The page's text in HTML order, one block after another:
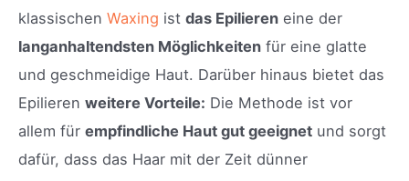
klassischen Waxing ist das Epilieren eine der
langanhaltendsten Möglichkeiten für eine glatte
und geschmeidige Haut. Darüber hinaus bietet das
Epilieren weitere Vorteile: Die Methode ist vor
allem für empfindliche Haut gut geeignet und sorgt
dafür, dass das Haar mit der Zeit dünner